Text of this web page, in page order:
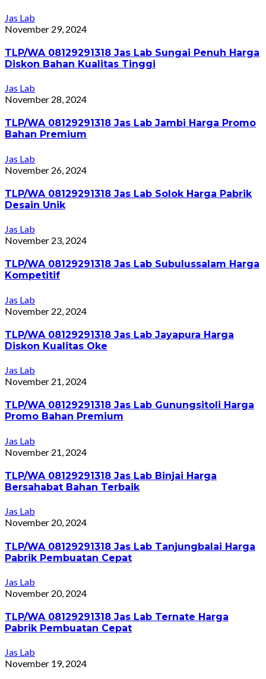
Jas Lab
November 29, 2024
TLP/WA 08129291318 Jas Lab Sungai Penuh Harga
Diskon Bahan Kualitas Tinggi
Jas Lab
November 28, 2024
TLP/WA 08129291318 Jas Lab Jambi Harga Promo
Bahan Premium
Jas Lab
November 26, 2024
TLP/WA 08129291318 Jas Lab Solok Harga Pabrik
Desain Unik
Jas Lab
November 23, 2024
TLP/WA 08129291318 Jas Lab Subulussalam Harga
Kompetitif
Jas Lab
November 22, 2024
TLP/WA 08129291318 Jas Lab Jayapura Harga
Diskon Kualitas Oke
Jas Lab
November 21, 2024
TLP/WA 08129291318 Jas Lab Gunungsitoli Harga
Promo Bahan Premium
Jas Lab
November 21, 2024
TLP/WA 08129291318 Jas Lab Binjai Harga
Bersahabat Bahan Terbaik
Jas Lab
November 20, 2024
TLP/WA 08129291318 Jas Lab Tanjungbalai Harga
Pabrik Pembuatan Cepat
Jas Lab
November 20, 2024
TLP/WA 08129291318 Jas Lab Ternate Harga
Pabrik Pembuatan Cepat
Jas Lab
November 19, 2024